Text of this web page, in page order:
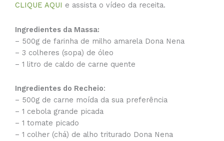
CLIQUE AQUI e assista o vídeo da receita.
Ingredientes da Massa:
– 500g de farinha de milho amarela Dona Nena
– 3 colheres (sopa) de óleo
– 1 litro de caldo de carne quente
Ingredientes do Recheio:
– 500g de carne moída da sua preferência
– 1 cebola grande picada
– 1 tomate picado
– 1 colher (chá) de alho triturado Dona Nena